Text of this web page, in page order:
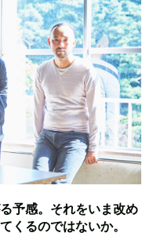
予感。それをいま改め
くるのではないか。